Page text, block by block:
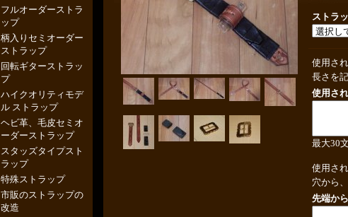
フルオーダーストラ
ップ
柄入りセミオーダー
ストラップ
回転ギターストラッ
プ
ハイクオリティモデ
ル ストラップ
ヘビ革、毛皮セミオ
ーダーストラップ
スタッズタイプスト
ラップ
特殊ストラップ
市販のストラップの
改造
ストラ
使用さ
長さを
使用さ
最大30
使用さ
穴から
先端か